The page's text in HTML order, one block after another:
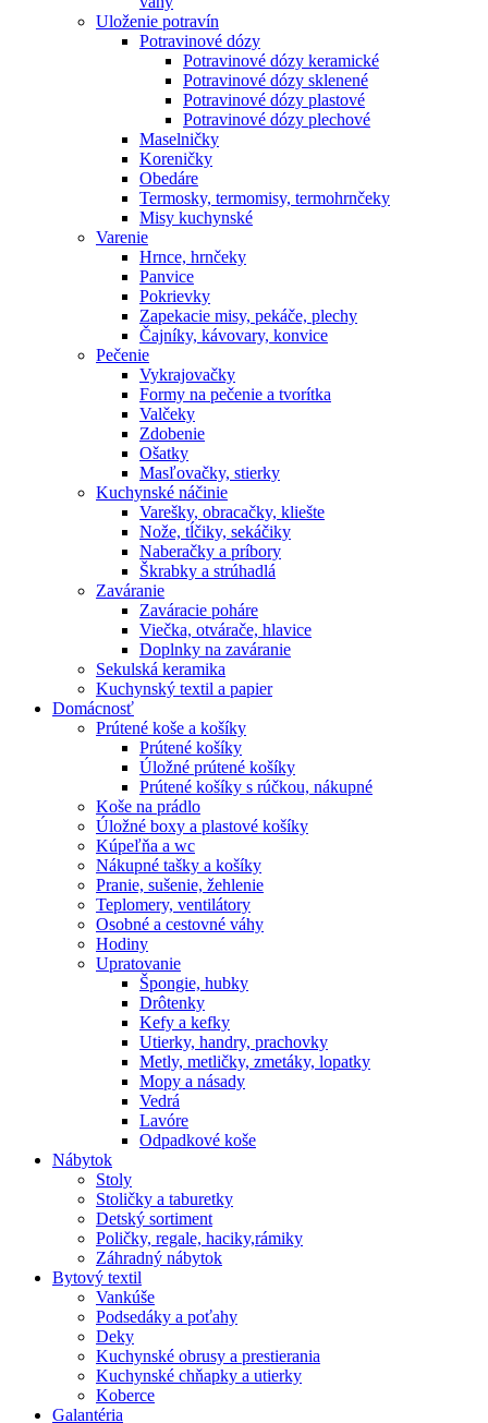
Uloženie potravín
Potravinové dózy
Potravinové dózy keramické
Potravinové dózy sklenené
Potravinové dózy plastové
Potravinové dózy plechové
Maselničky
Koreničky
Obedáre
Termosky, termomisy, termohrnčeky
Misy kuchynské
Varenie
Hrnce, hrnčeky
Panvice
Pokrievky
Zapekacie misy, pekáče, plechy
Čajníky, kávovary, konvice
Pečenie
Vykrajovačky
Formy na pečenie a tvorítka
Valčeky
Zdobenie
Ošatky
Masľovačky, stierky
Kuchynské náčinie
Varešky, obracačky, kliešte
Nože, tĺčiky, sekáčiky
Naberačky a príbory
Škrabky a strúhadlá
Zaváranie
Zaváracie poháre
Viečka, otvárače, hlavice
Doplnky na zaváranie
Sekulská keramika
Kuchynský textil a papier
Domácnosť
Prútené koše a košíky
Prútené košíky
Úložné prútené košíky
Prútené košíky s rúčkou, nákupné
Koše na prádlo
Úložné boxy a plastové košíky
Kúpeľňa a wc
Nákupné tašky a košíky
Pranie, sušenie, žehlenie
Teplomery, ventilátory
Osobné a cestovné váhy
Hodiny
Upratovanie
Špongie, hubky
Drôtenky
Kefy a kefky
Utierky, handry, prachovky
Metly, metličky, zmetáky, lopatky
Mopy a násady
Vedrá
Lavóre
Odpadkové koše
Nábytok
Stoly
Stoličky a taburetky
Detský sortiment
Poličky, regale, haciky,rámiky
Záhradný nábytok
Bytový textil
Vankúše
Podsedáky a poťahy
Deky
Kuchynské obrusy a prestierania
Kuchynské chňapky a utierky
Koberce
Galantéria